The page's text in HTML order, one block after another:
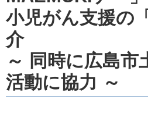
小児がん支援の
介
～ 同時に広島市
活動に協力 ～